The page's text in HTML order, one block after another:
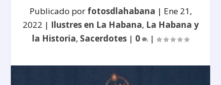
Publicado por fotosdlahabana | Ene 21,
2022 | Ilustres en La Habana, La Habana y
la Historia, Sacerdotes | 0 |